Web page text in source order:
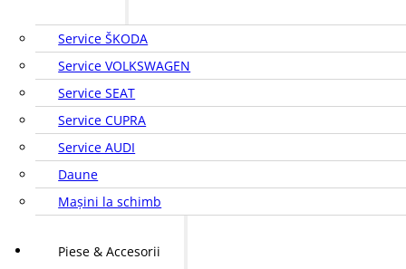
Service ŠKODA
Service VOLKSWAGEN
Service SEAT
Service CUPRA
Service AUDI
Daune
Mașini la schimb
Piese & Accesorii